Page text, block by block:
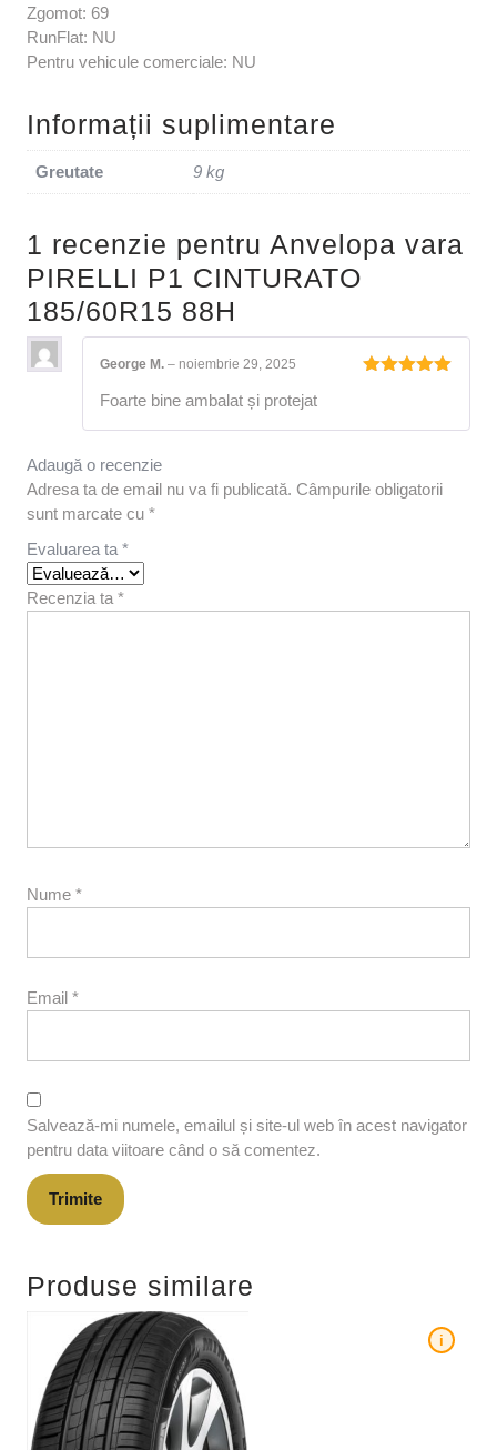
Zgomot: 69
RunFlat: NU
Pentru vehicule comerciale: NU
Informații suplimentare
Greutate 9 kg
1 recenzie pentru Anvelopa vara
PIRELLI P1 CINTURATO
185/60R15 88H
George M. – noiembrie 29, 2025
Foarte bine ambalat și protejat
Adaugă o recenzie
Adresa ta de email nu va fi publicată. Câmpurile obligatorii
sunt marcate cu *
Evaluarea ta *
Recenzia ta *
Nume *
Email *
Salvează-mi numele, emailul și site-ul web în acest navigator
pentru data viitoare când o să comentez.
Produse similare
i